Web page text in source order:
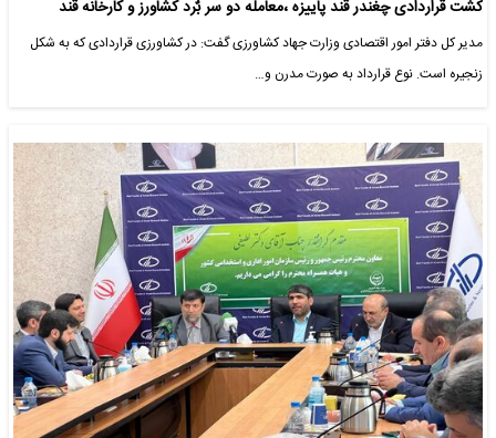
کشت قراردادی چغندر قند پاییزه ،معامله دو سر بٌرد کشاورز و کارخانه قند
مدیر کل دفتر امور اقتصادی وزارت جهاد کشاورزی گفت: در کشاورزی قراردادی که به شکل
زنجیره است. نوع قرارداد به صورت مدرن و…